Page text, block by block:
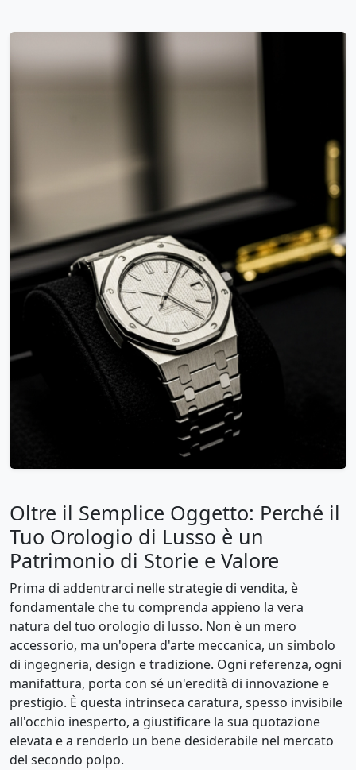
Oltre il Semplice Oggetto: Perché il
Tuo Orologio di Lusso è un
Patrimonio di Storie e Valore
Prima di addentrarci nelle strategie di vendita, è
fondamentale che tu comprenda appieno la vera
natura del tuo orologio di lusso. Non è un mero
accessorio, ma un'opera d'arte meccanica, un simbolo
di ingegneria, design e tradizione. Ogni referenza, ogni
manifattura, porta con sé un'eredità di innovazione e
prestigio. È questa intrinseca caratura, spesso invisibile
all'occhio inesperto, a giustificare la sua quotazione
elevata e a renderlo un bene desiderabile nel mercato
del secondo polpo.